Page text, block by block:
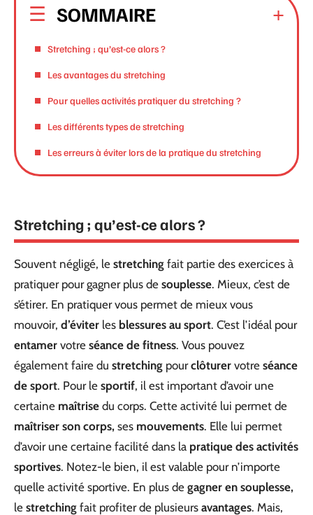
SOMMAIRE
Stretching ; qu’est-ce alors ?
Les avantages du stretching
Pour quelles activités pratiquer du stretching ?
Les différents types de stretching
Les erreurs à éviter lors de la pratique du stretching
Stretching ; qu’est-ce alors ?
Souvent négligé, le stretching fait partie des exercices à
pratiquer pour gagner plus de souplesse. Mieux, c’est de
s’étirer. En pratiquer vous permet de mieux vous
mouvoir, d’éviter les blessures au sport. C’est l’idéal pour
entamer votre séance de fitness. Vous pouvez
également faire du stretching pourclôturer votre séance
de sport. Pour le sportif, il est important d’avoir une
certaine maîtrise du corps. Cette activité lui permet de
maîtriser son corps, ses mouvements. Elle lui permet
d’avoir une certaine facilité dans la pratique des activités
sportives. Notez-le bien, il est valable pour n’importe
quelle activité sportive. En plus de gagner en souplesse,
le stretching fait profiter de plusieurs avantages. Mais,